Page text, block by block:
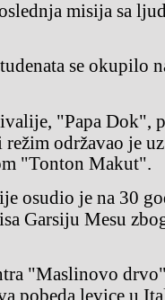
misija sa
održavao je
"Tonton Makut".
Garsiju Mesu
pobeda levice u